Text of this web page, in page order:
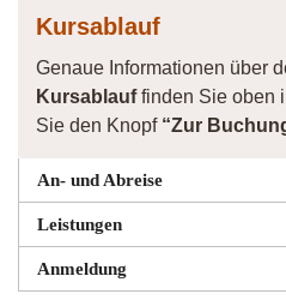
Kursablauf
Genaue Informationen über
Kursablauffinden Sie oben
Sie den Knopf “Zur
An- und Abreise
Leistungen
Anmeldung